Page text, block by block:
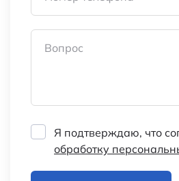
Вопрос
Я подтверждаю, что
обработку